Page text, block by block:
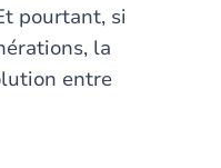
pourtant, si
la
entre